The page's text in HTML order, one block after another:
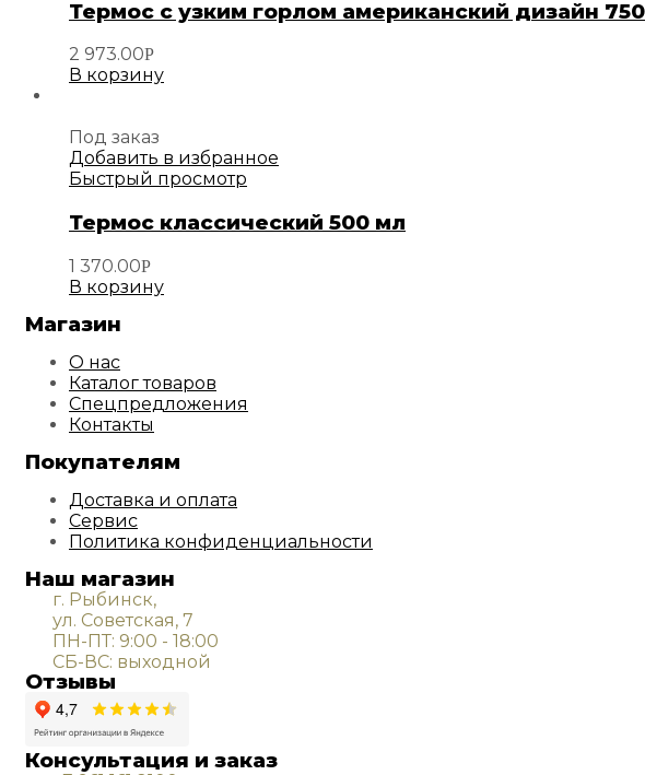
Термос с узким горлом американский дизайн
2 973.00Р
В корзину
Под заказ
Добавить в избранное
Быстрый просмотр
Термос классический 500 мл
1 370.00Р
В корзину
Магазин
О нас
Каталог товаров
Спецпредложения
Контакты
Покупателям
Доставка и оплата
Сервис
Политика конфиденциальности
Наш магазин
г. Рыбинск,
ул. Советская, 7
ПН-ПТ: 9:00 - 18:00
СБ-ВС: выходной
Отзывы
Консультация и заказ